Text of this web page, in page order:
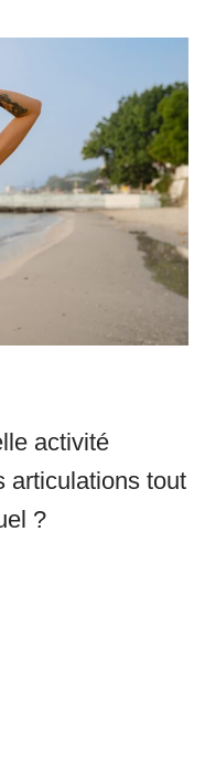
activité
articulations tout
?